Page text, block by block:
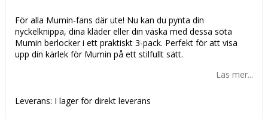
För alla Mumin-fans där ute! Nu kan du pynta din
nyckelknippa, dina kläder eller din väska med dessa söta
Mumin berlocker i ett praktiskt 3-pack. Perfekt för att visa
upp din kärlek för Mumin på ett stilfullt sätt.
Läs mer...
Leverans: I lager för direkt leverans